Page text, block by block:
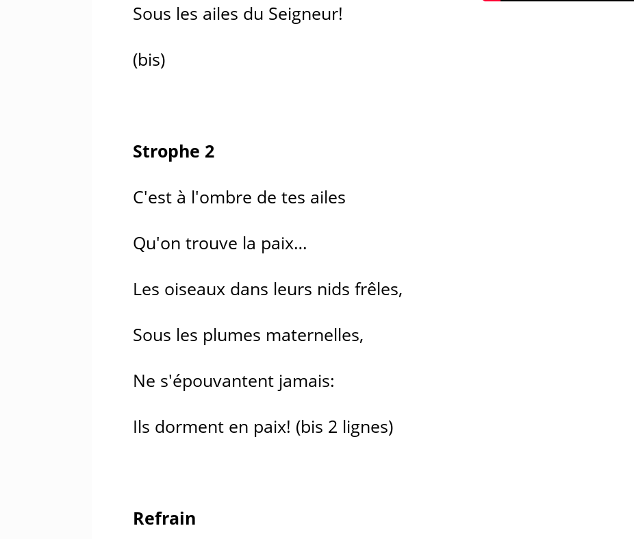
Sous les ailes du Seigneur!
(bis)
Strophe 2
C'est à l'ombre de tes ailes
Qu'on trouve la paix…
Les oiseaux dans leurs nids frêles,
Sous les plumes maternelles,
Ne s'épouvantent jamais:
Ils dorment en paix! (bis 2 lignes)
Refrain